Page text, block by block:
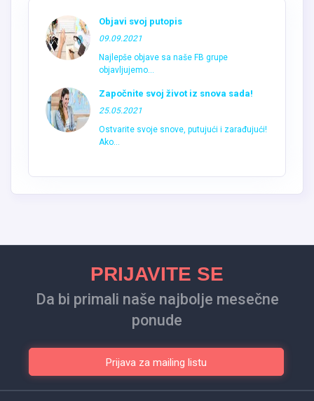
Objavi svoj putopis
09.09.2021
Najlepše objave sa naše FB grupe
objavljujemo...
Započnite svoj život iz snova sada!
25.05.2021
Ostvarite svoje snove, putujući i zarađujući!
Ako...
PRIJAVITE SE
Da bi primali naše najbolje mesečne
ponude
Prijava za mailing listu